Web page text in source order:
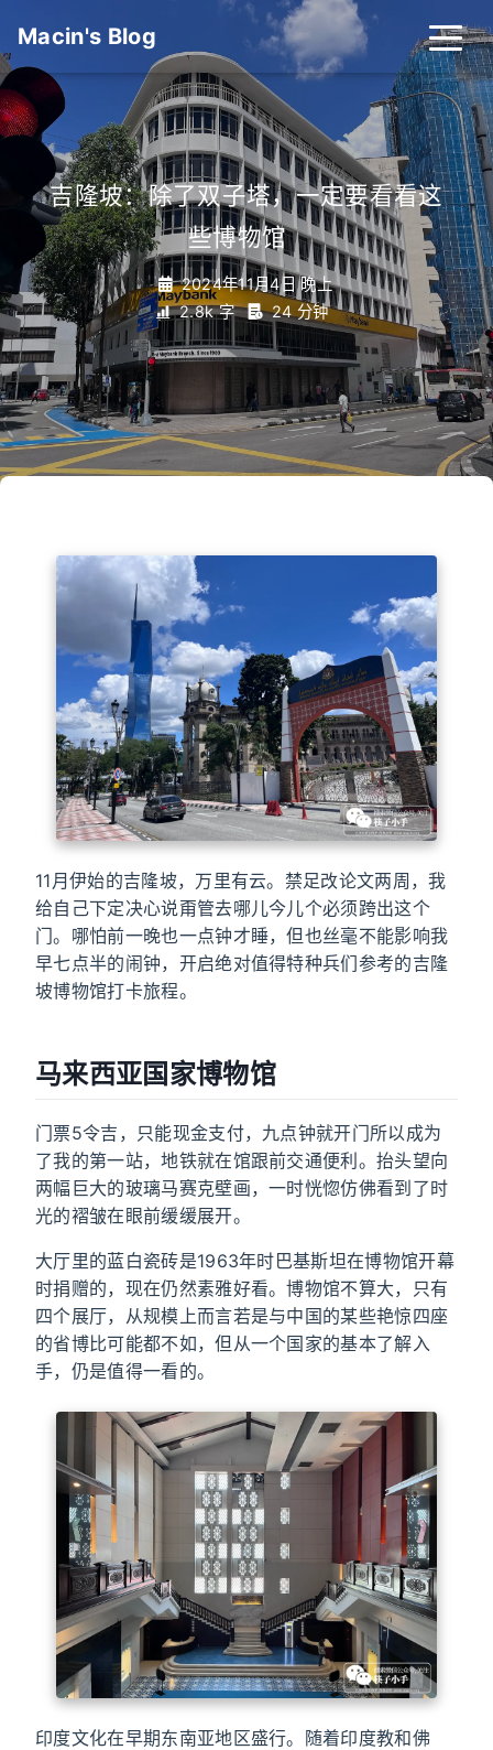
Macin's Blog
吉隆坡：除了双子塔，一定要看看这
些博物馆_
2024年11月4日 晚上
2.8k 字
24 分钟
11月伊始的吉隆坡，万里有云。禁足改论文两周，我
给自己下定决心说甭管去哪儿今儿个必须跨出这个
门。哪怕前一晚也一点钟才睡，但也丝毫不能影响我
早七点半的闹钟，开启绝对值得特种兵们参考的吉隆
坡博物馆打卡旅程。
马来西亚国家博物馆
门票5令吉，只能现金支付，九点钟就开门所以成为
了我的第一站，地铁就在馆跟前交通便利。抬头望向
两幅巨大的玻璃马赛克壁画，一时恍惚仿佛看到了时
光的褶皱在眼前缓缓展开。
大厅里的蓝白瓷砖是1963年时巴基斯坦在博物馆开幕
时捐赠的，现在仍然素雅好看。博物馆不算大，只有
四个展厅，从规模上而言若是与中国的某些艳惊四座
的省博比可能都不如，但从一个国家的基本了解入
手，仍是值得一看的。
印度文化在早期东南亚地区盛行。随着印度教和佛